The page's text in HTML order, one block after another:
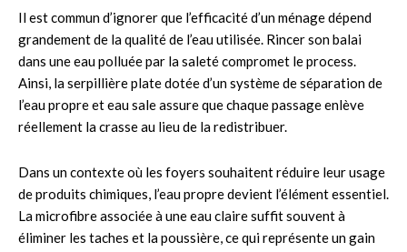
Il est commun d’ignorer que l’efficacité d’un ménage dépend
grandement de la qualité de l’eau utilisée. Rincer son balai
dans une eau polluée par la saleté compromet le process.
Ainsi, la serpillière plate dotée d’un système de séparation de
l’eau propre et eau sale assure que chaque passage enlève
réellement la crasse au lieu de la redistribuer.
Dans un contexte où les foyers souhaitent réduire leur usage
de produits chimiques, l’eau propre devient l’élément essentiel.
La microfibre associée à une eau claire suffit souvent à
éliminer les taches et la poussière, ce qui représente un gain